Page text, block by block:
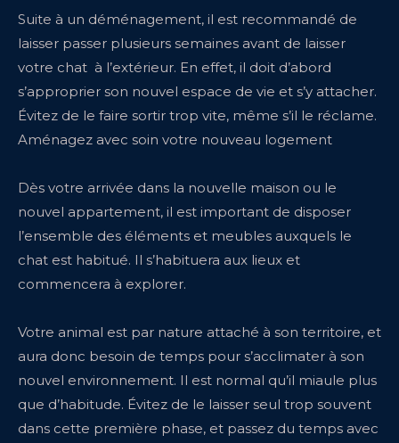
Suite à un déménagement, il est recommandé de
laisser passer plusieurs semaines avant de laisser
votre chat à l’extérieur. En effet, il doit d’abord
s’approprier son nouvel espace de vie et s’y attacher.
Évitez de le faire sortir trop vite, même s’il le réclame.
Aménagez avec soin votre nouveau logement
Dès votre arrivée dans la nouvelle maison ou le
nouvel appartement, il est important de disposer
l’ensemble des éléments et meubles auxquels le
chat est habitué. Il s’habituera aux lieux et
commencera à explorer.
Votre animal est par nature attaché à son territoire, et
aura donc besoin de temps pour s’acclimater à son
nouvel environnement. Il est normal qu’il miaule plus
que d’habitude. Évitez de le laisser seul trop souvent
dans cette première phase, et passez du temps avec